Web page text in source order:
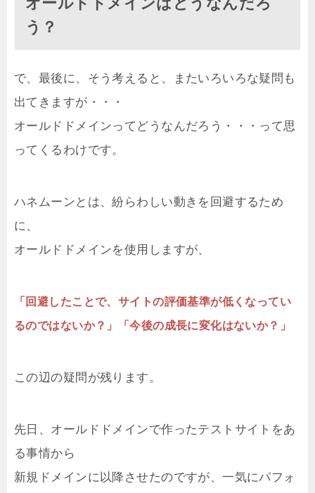
う？
で、最後に、そう考えると、またいろいろな疑問も
出てきますが・・・
オールドドメインってどうなんだろう・・・って思
ってくるわけです。
ハネムーンとは、紛らわしい動きを回避するため
に、
オールドドメインを使用しますが、
「回避したことで、サイトの評価基準が低くなってい
るのではないか？」「今後の成長に変化はないか？」
この辺の疑問が残ります。
先日、オールドドメインで作ったテストサイトをあ
る事情から
新規ドメインに以降させたのですが、一気にパフォ